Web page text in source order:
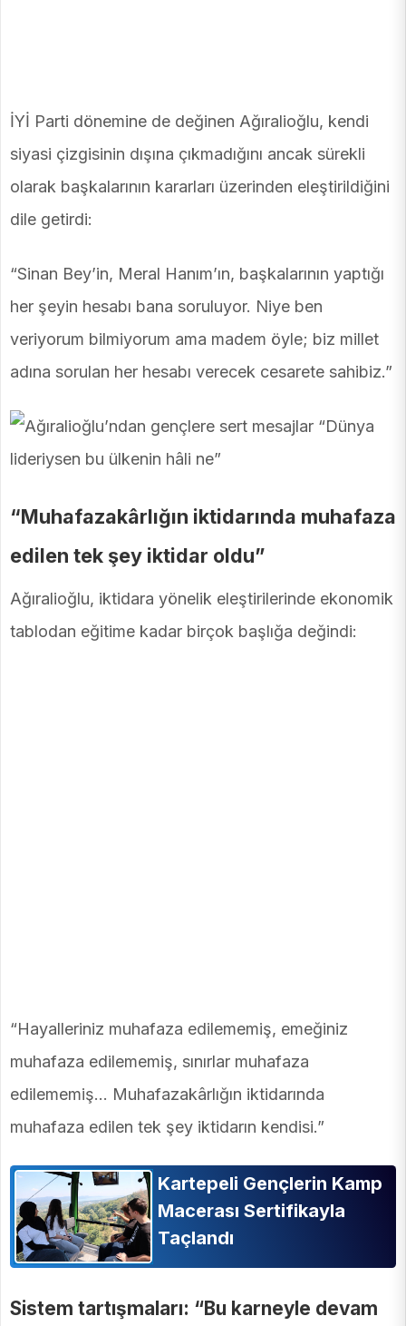
İYİ Parti dönemine de değinen Ağıralioğlu, kendi
siyasi çizgisinin dışına çıkmadığını ancak sürekli
olarak başkalarının kararları üzerinden eleştirildiğini
dile getirdi:
“Sinan Bey’in, Meral Hanım’ın, başkalarının yaptığı
her şeyin hesabı bana soruluyor. Niye ben
veriyorum bilmiyorum ama madem öyle; biz millet
adına sorulan her hesabı verecek cesarete sahibiz.”
“Muhafazakârlığın iktidarında muhafaza
edilen tek şey iktidar oldu”
Ağıralioğlu, iktidara yönelik eleştirilerinde ekonomik
tablodan eğitime kadar birçok başlığa değindi:
“Hayalleriniz muhafaza edilememiş, emeğiniz
muhafaza edilememiş, sınırlar muhafaza
edilememiş… Muhafazakârlığın iktidarında
muhafaza edilen tek şey iktidarın kendisi.”
Kartepeli Gençlerin Kamp
Macerası Sertifikayla
Taçlandı
Sistem tartışmaları: “Bu karneyle devam